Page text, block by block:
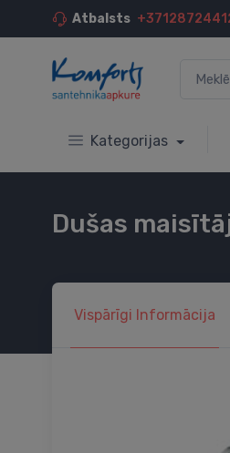
Atbalsts
Kategorijas
Dušas
Vispārīgi Informācija